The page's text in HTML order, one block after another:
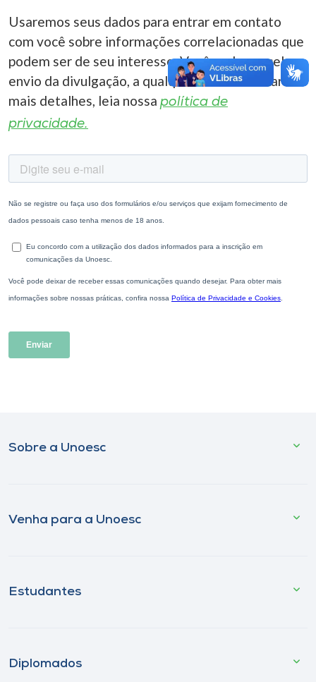
Usaremos seus dados para entrar em contato
com você sobre informações correlacionadas que
podem ser de seu interesse. Você pode cancelar o
envio da divulgação, a qualquer momento. Para
mais detalhes, leia nossa política de
privacidade.
Sobre a Unoesc
Venha para a Unoesc
Estudantes
Diplomados